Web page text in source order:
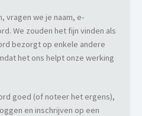
vragen we je naam, e-
We zouden het fijn vinden als
bezorgt op enkele andere
het ons helpt onze werking
goed (of noteer het ergens),
en inschrijven op een